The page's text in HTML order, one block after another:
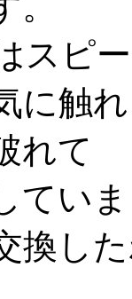
スピ
に触
れて
てい
換し